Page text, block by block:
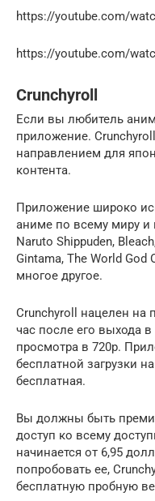
https://youtube.com/
https://youtube.com/
Crunchyroll
Если вы любитель
приложение.
направлением для
контента.
Приложение широко
аниме по всему миру и
Naruto Shippuden,
Gintama, The World God
многое другое.
Crunchyroll нацелен на
час после его выхода
просмотра в 720p.
бесплатной загрузки
бесплатная.
Вы должны быть
доступ ко всему
начинается от 6,95
попробовать ее,
бесплатную пробную